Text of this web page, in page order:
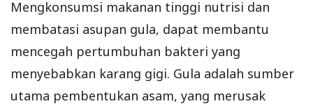
Mengkonsumsi makanan tinggi nutrisi dan
membatasi asupan gula, dapat membantu
mencegah pertumbuhan bakteri yang
menyebabkan karang gigi. Gula adalah sumber
utama pembentukan asam, yang merusak